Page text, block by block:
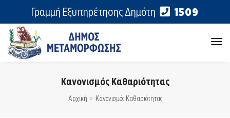
Γραμμή Εξυπηρέτησης Δημότη 1509
Κανονισμός Καθαριότητας
Αρχική Κανονισμός Καθαριότητας